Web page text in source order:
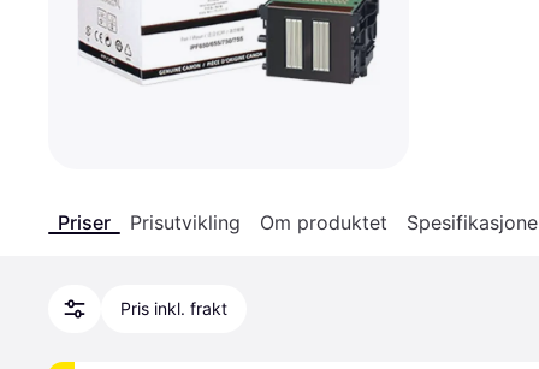
Priser Prisutvikling Om produktet
Pris inkl. frakt